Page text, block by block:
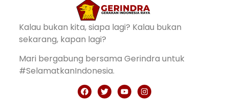
Kalau bukan kita, siapa lagi? Kalau bukan
sekarang, kapan lagi?
Mari bergabung bersama Gerindra untuk
#SelamatkanIndonesia.